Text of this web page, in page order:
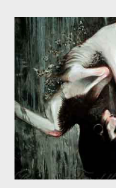
தனது இணையதளத்திலே
இன்னும் சில
விட்டபடி இருக்கும் என்று
இருக்கிறார். அவர்
உயிர்மை அவரை தாக்க
ஜெயமோகன் அந்த பிரமையால்
உள்ளார். உங்களை பற்றின
உண்மையே! ராக்கி படத்தில்
ஓரிடத்தில் சொல்வார்: ...